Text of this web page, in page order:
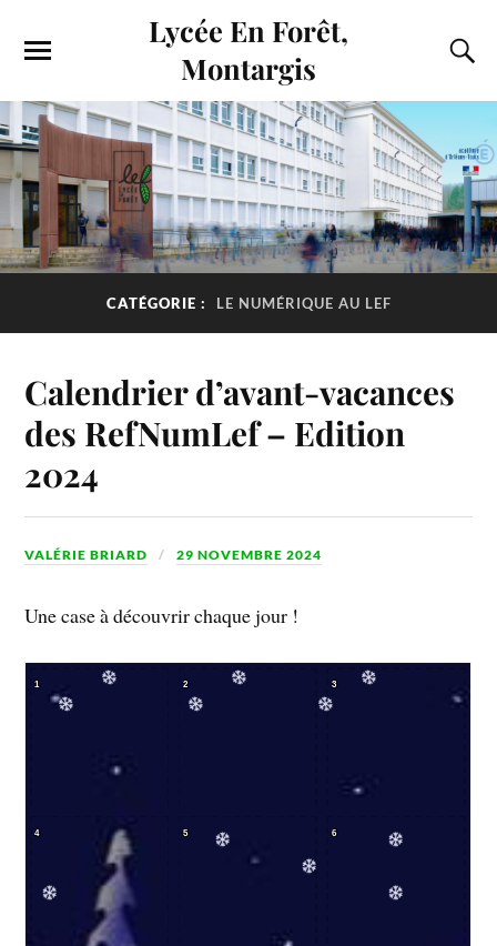
Lycée En Forêt,
Montargis
CATÉGORIE : LE NUMÉRIQUE AU LEF
Calendrier d’avant-vacances
des RefNumLef – Edition
2024
VALÉRIE BRIARD 29 NOVEMBRE 2024
Une case à découvrir chaque jour !